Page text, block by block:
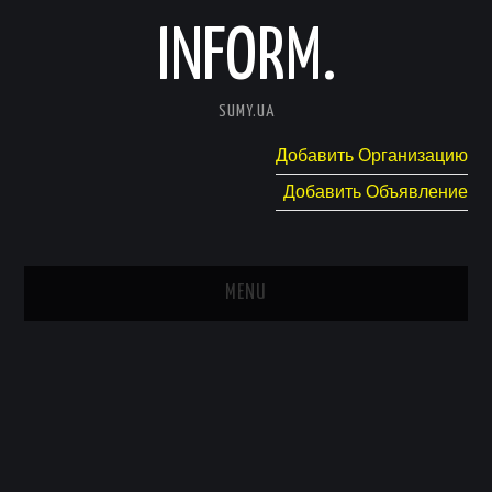
INFORM.
SUMY.UA
Добавить Организацию
Добавить Объявление
MENU